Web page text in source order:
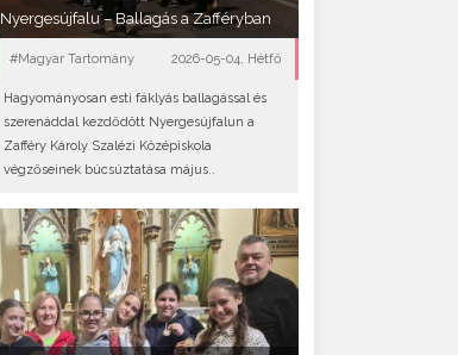
Nyergesújfalu – Ballagás a Zafféryban
#Magyar Tartomány 2026-05-04, Hétfő
Hagyományosan esti fáklyás ballagással és
szerenáddal kezdődött Nyergesújfalun a
Zafféry Károly Szalézi Középiskola
végzőseinek búcsúztatása május..